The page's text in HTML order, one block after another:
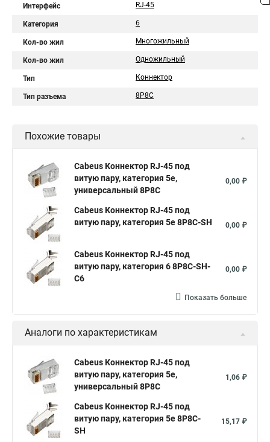
Интерфейс RJ-45
Категория 6
Кол-во жил Многожильный
Кол-во жил Одножильный
Тип Коннектор
Тип разъема 8P8C
Похожие товары
Cabeus Коннектор RJ-45 под
витую пару, категория 5e,
универсальный 8P8C
0,00 ₽
Cabeus Коннектор RJ-45 под
витую пару, категория 5e 8P8C-SH
0,00 ₽
Cabeus Коннектор RJ-45 под
витую пару, категория 6 8P8C-SH-
C6
0,00 ₽
Показать больше
Аналоги по характеристикам
Cabeus Коннектор RJ-45 под
витую пару, категория 5e,
универсальный 8P8C
1,06 ₽
Cabeus Коннектор RJ-45 под
витую пару, категория 5e 8P8C-
SH
15,17 ₽